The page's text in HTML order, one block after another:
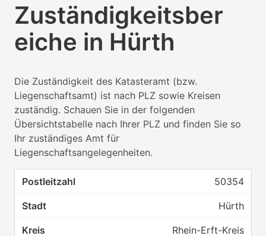
Zuständigkeitsber
eiche in Hürth
Die Zuständigkeit des Katasteramt (bzw.
Liegenschaftsamt) ist nach PLZ sowie Kreisen
zuständig. Schauen Sie in der folgenden
Übersichtstabelle nach Ihrer PLZ und finden Sie so
Ihr zuständiges Amt für
Liegenschaftsangelegenheiten.
50354
Hürth
Rhein-Erft-Kreis